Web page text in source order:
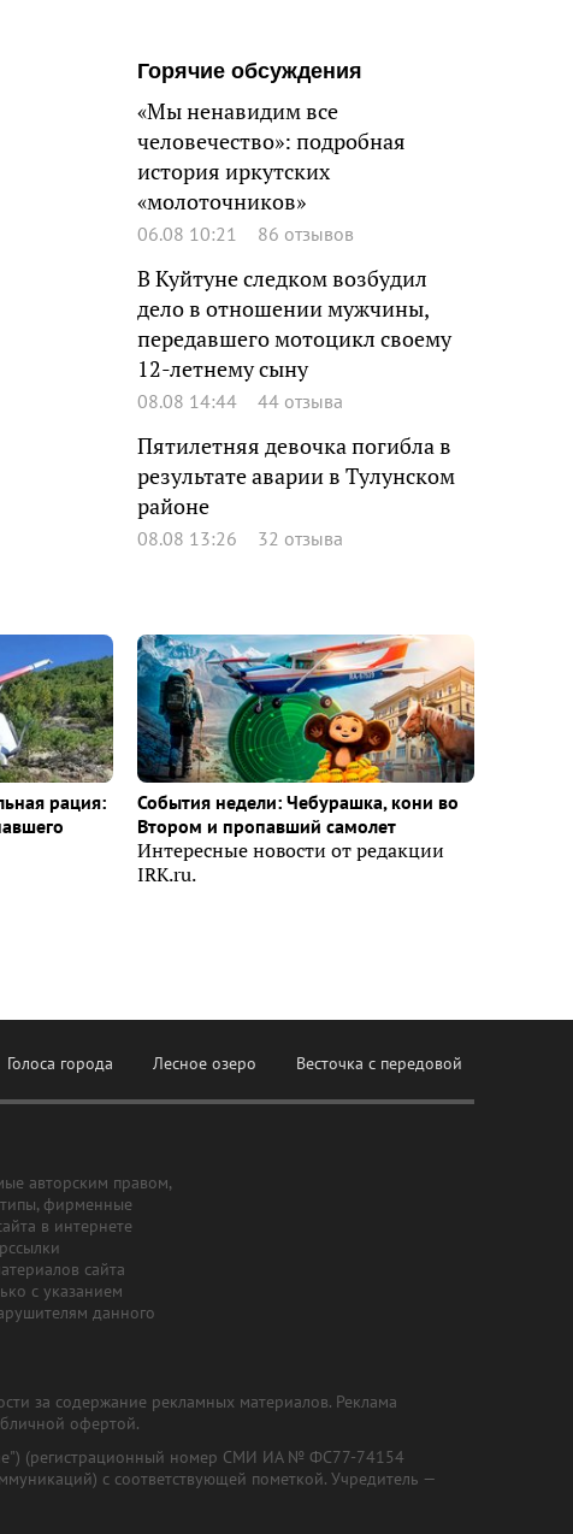
Горячие обсуждения
«Мы ненавидим все
человечество»: подробная
история иркутских
«молоточников»
06.08 10:21 86 отзывов
В Куйтуне следком возбудил
дело в отношении мужчины,
передавшего мотоцикл своему
12-летнему сыну
08.08 14:44 44 отзыва
Пятилетняя девочка погибла в
результате аварии в Тулунском
районе
08.08 13:26 32 отзыва
рация:
События недели: Чебурашка, кони во
Втором и пропавший самолет
Интересные новости от редакции
IRK.ru.
Голоса города Лесное озеро Весточка с передовой
авторским правом,
фирменные
в интернете
сайта
с указанием
данного
за содержание рекламных материалов. Реклама
офертой.
(регистрационный номер СМИ ИА № ФС77-74154
с соответствующей пометкой. Учредитель —